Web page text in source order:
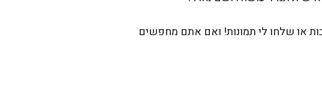
או שלחו לי תמונות! ואם אתם מחפשים